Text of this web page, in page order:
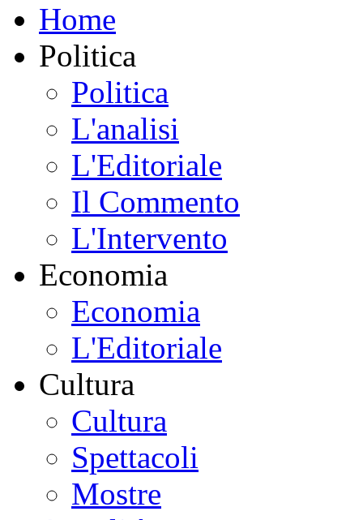
Home
Politica
Politica
L'analisi
L'Editoriale
Il Commento
L'Intervento
Economia
Economia
L'Editoriale
Cultura
Cultura
Spettacoli
Mostre